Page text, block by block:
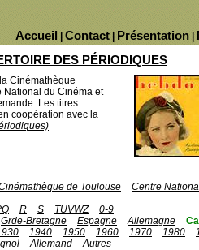
Présentation
Contact
Accueil
DES PÉRIODIQUES
Cinémathèque
National du Cinéma et
Les titres
coopération avec la
de Toulouse
Centre
R S TUVWZ
0-9
Grde-Bretagne Espagne Allemagne
1940 1950 1960 1970 1980
Allemand
Autres